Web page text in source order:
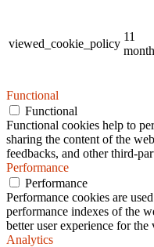
viewed_cookie_policy
11
Functional
Functional
Functional cookies help to
sharing the content of the
feedbacks, and other third-
Performance
Performance
Performance cookies are
performance indexes of the
better user experience for the
Analytics